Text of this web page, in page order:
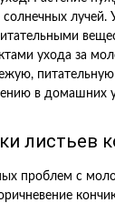
лучей.
ухода за
в домашних
листьев
проблем с